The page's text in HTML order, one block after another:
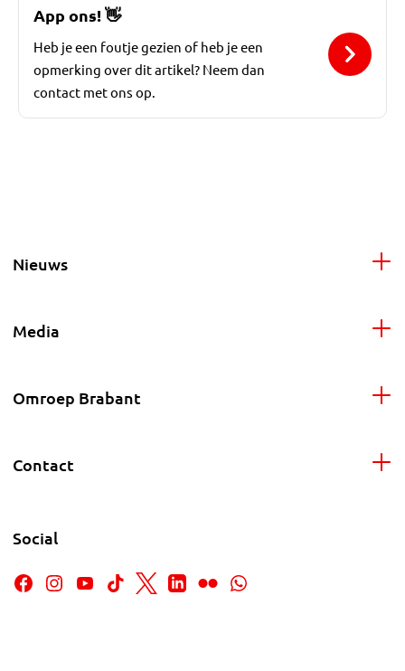
App ons!👋
Heb je een foutje gezien of heb je een
opmerking over dit artikel? Neem dan
contact met ons op.
Nieuws
Media
Omroep Brabant
Contact
Social